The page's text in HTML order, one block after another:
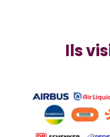
Ils